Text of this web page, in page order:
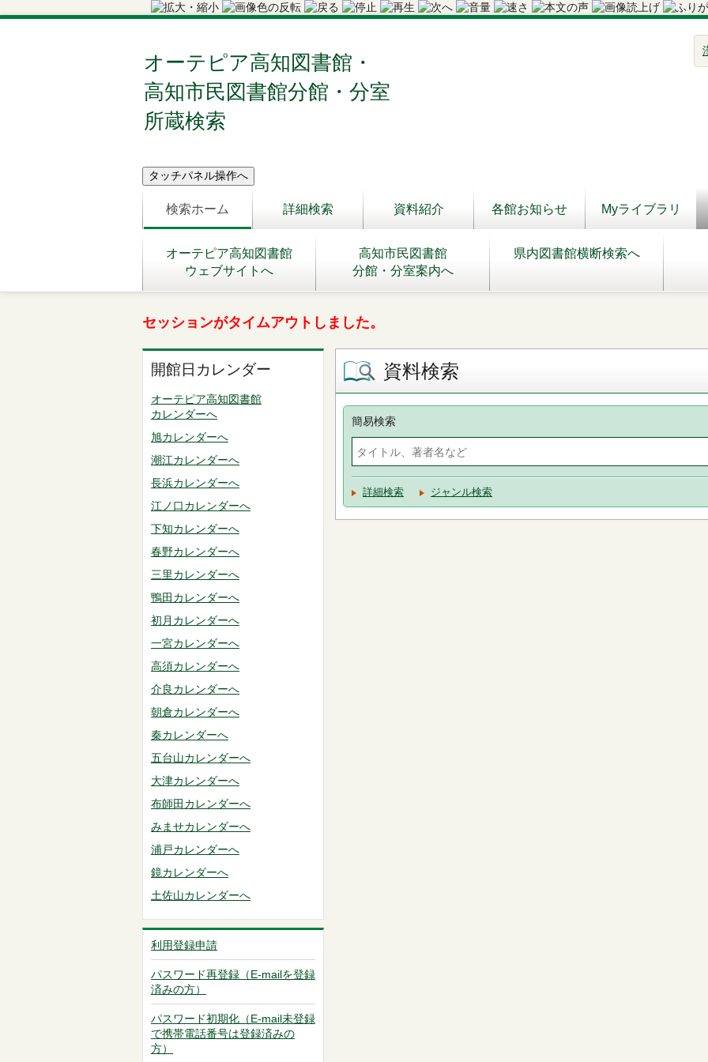
オーテピア高知図書館・
高知市民図書館分館・分室
所蔵検索
検索ホーム 詳細検索 資料紹介 各館お知らせ Myライブラリ
オーテピア高知図書館
ウェブサイトへ
高知市民図書館
分館・分室案内へ
県内図書館横断検索へ
セッションがタイムアウトしました。
開館日カレンダー
オーテピア高知図書館
カレンダーへ
旭カレンダーへ
潮江カレンダーへ
長浜カレンダーへ
江ノ口カレンダーへ
下知カレンダーへ
春野カレンダーへ
三里カレンダーへ
鴨田カレンダーへ
初月カレンダーへ
一宮カレンダーへ
高須カレンダーへ
介良カレンダーへ
朝倉カレンダーへ
秦カレンダーへ
五台山カレンダーへ
大津カレンダーへ
布師田カレンダーへ
みませカレンダーへ
浦戸カレンダーへ
鏡カレンダーへ
土佐山カレンダーへ
利用登録申請
パスワード再登録（E-mailを登録
済みの方）
パスワード初期化（E-mail未登録
で携帯電話番号は登録済みの
方）
資料検索
簡易検索
詳細検索 ジャンル検索